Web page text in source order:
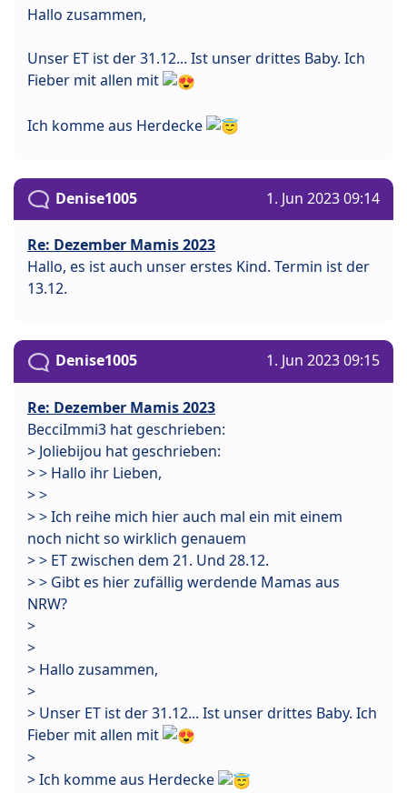
Hallo zusammen,
Unser ET ist der 31.12... Ist unser drittes Baby. Ich
Fieber mit allen mit
Ich komme aus Herdecke
Denise1005 1. Jun 2023 09:14
Re: Dezember Mamis 2023
Hallo, es ist auch unser erstes Kind. Termin ist der
13.12.
Denise1005 1. Jun 2023 09:15
Re: Dezember Mamis 2023
BecciImmi3 hat geschrieben:
> Joliebijou hat geschrieben:
> > Hallo ihr Lieben,
> >
> > Ich reihe mich hier auch mal ein mit einem
noch nicht so wirklich genauem
> > ET zwischen dem 21. Und 28.12.
> > Gibt es hier zufällig werdende Mamas aus
NRW?
>
>
> Hallo zusammen,
>
> Unser ET ist der 31.12... Ist unser drittes Baby. Ich
Fieber mit allen mit
>
> Ich komme aus Herdecke